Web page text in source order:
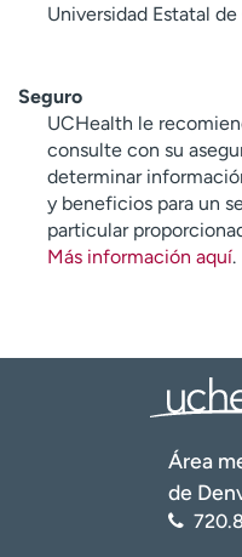
Universidad Estatal
Seguro
UCHealth le
consulte con su
determinar
y beneficios para un
particular
Más información aquí.
Área
de